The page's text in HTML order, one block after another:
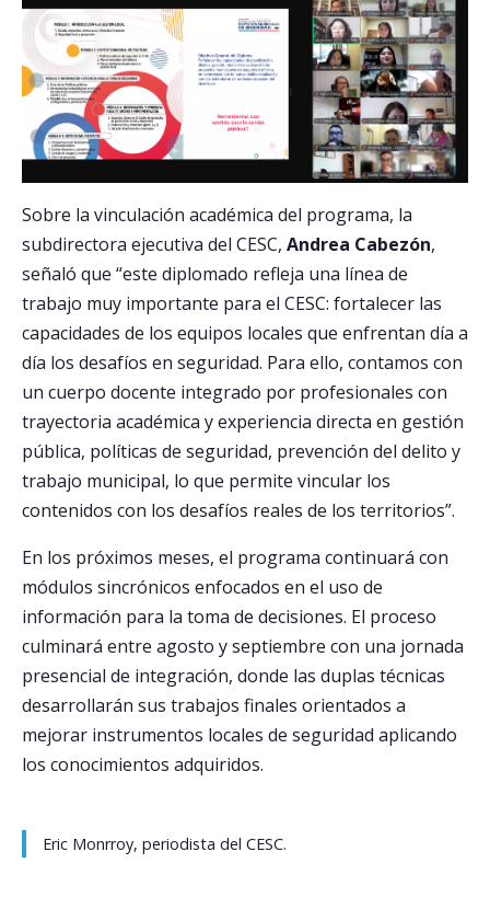
Sobre la vinculación académica del programa, la
subdirectora ejecutiva del CESC, Andrea Cabezón,
señaló que “este diplomado refleja una línea de
trabajo muy importante para el CESC: fortalecer las
capacidades de los equipos locales que enfrentan día a
día los desafíos en seguridad. Para ello, contamos con
un cuerpo docente integrado por profesionales con
trayectoria académica y experiencia directa en gestión
pública, políticas de seguridad, prevención del delito y
trabajo municipal, lo que permite vincular los
contenidos con los desafíos reales de los territorios”.
En los próximos meses, el programa continuará con
módulos sincrónicos enfocados en el uso de
información para la toma de decisiones. El proceso
culminará entre agosto y septiembre con una jornada
presencial de integración, donde las duplas técnicas
desarrollarán sus trabajos finales orientados a
mejorar instrumentos locales de seguridad aplicando
los conocimientos adquiridos.
Eric Monrroy, periodista del CESC.